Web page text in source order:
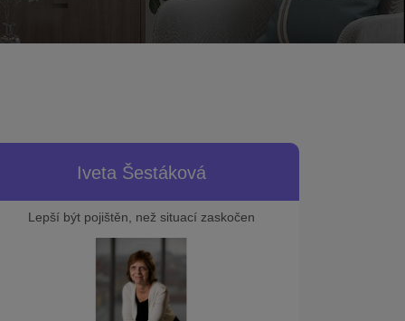
Iveta Šestáková
Lepší být pojištěn, než situací zaskočen